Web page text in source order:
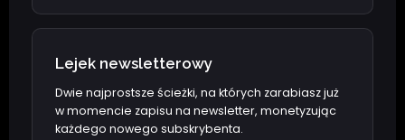
Lejek newsletterowy
Dwie najprostsze ścieżki, na których zarabiasz już
w momencie zapisu na newsletter, monetyzując
każdego nowego subskrybenta.